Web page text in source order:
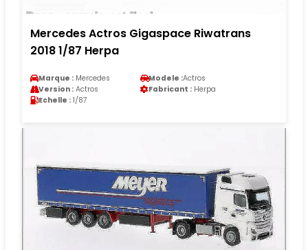
Mercedes Actros Gigaspace Riwatrans
2018 1/87 Herpa
Marque : Mercedes Modele :Actros
Version : Actros Fabricant : Herpa
Echelle : 1/87